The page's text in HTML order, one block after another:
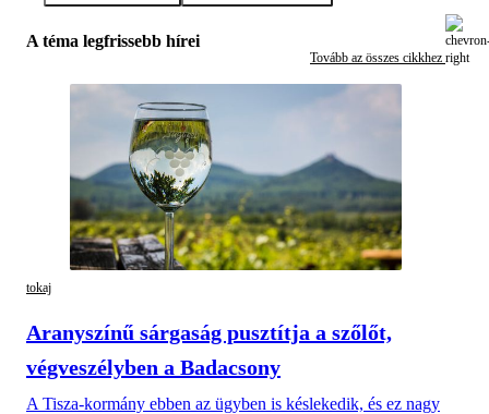
A téma legfrissebb hírei
Tovább az összes cikkhez
tokaj
Aranyszínű sárgaság pusztítja a szőlőt,
végveszélyben a Badacsony
A Tisza-kormány ebben az ügyben is késlekedik, és ez nagy